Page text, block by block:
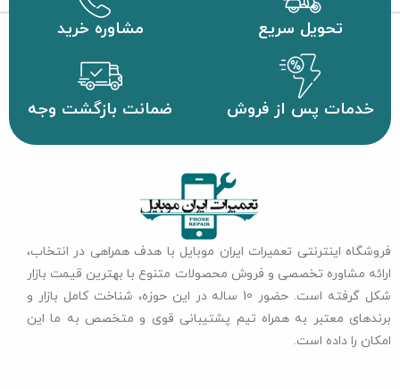
تحویل سریع مشاوره خرید
خدمات پس از فروش ضمانت بازگشت وجه
فروشگاه اینترنتی تعمیرات ایران موبایل با هدف همراهی در انتخاب،
ارائه مشاوره تخصصی و فروش محصولات متنوع با بهترین قیمت بازار
شکل گرفته است. حضور 10 ساله در این حوزه، شناخت کامل بازار و
برندهای معتبر به همراه تیم پشتیبانی قوی و متخصص به ما این
امکان را داده است.